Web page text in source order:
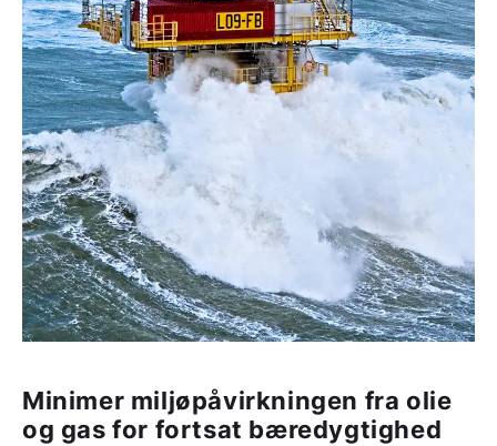
Minimer miljøpåvirkningen fra olie
og gas for fortsat bæredygtighed